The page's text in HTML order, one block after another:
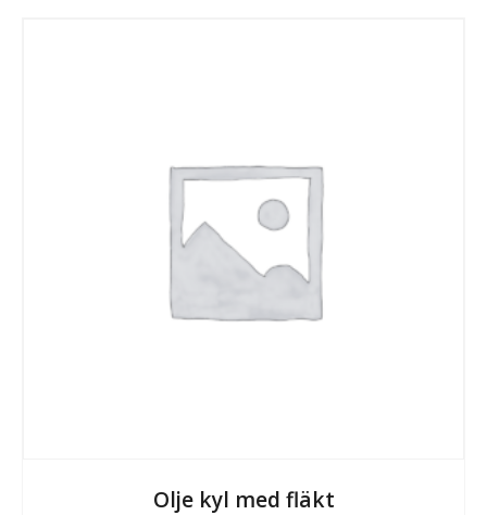
Olje kyl med fläkt